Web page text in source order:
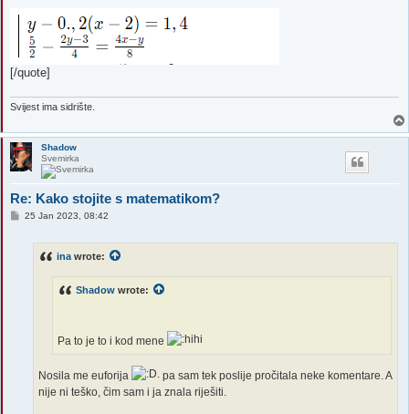
[/quote]
Svijest ima sidrište.
Shadow
Svemirka
Re: Kako stojite s matematikom?
P25 Jan 2023, 08:42
ina wrote:
Shadow wrote:
Pa to je to i kod mene
Nosila me euforija
pa sam tek poslije pročitala neke komentare. A
nije ni teško, čim sam i ja znala riješiti.